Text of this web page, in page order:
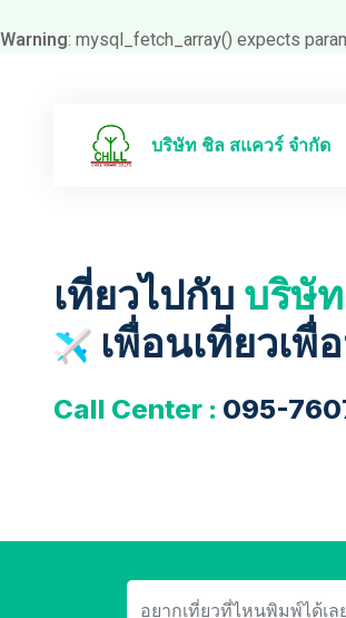
Warning: mysql_fetch_array() expects
บริษัท ชิล สแควร์ จำกัด
เที่ยวไปกับ บริษั
เพื่อนเที่ยวเ
Call Center : 095-